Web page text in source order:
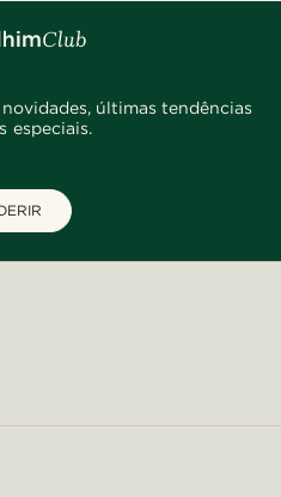
últimas tendências
especiais.